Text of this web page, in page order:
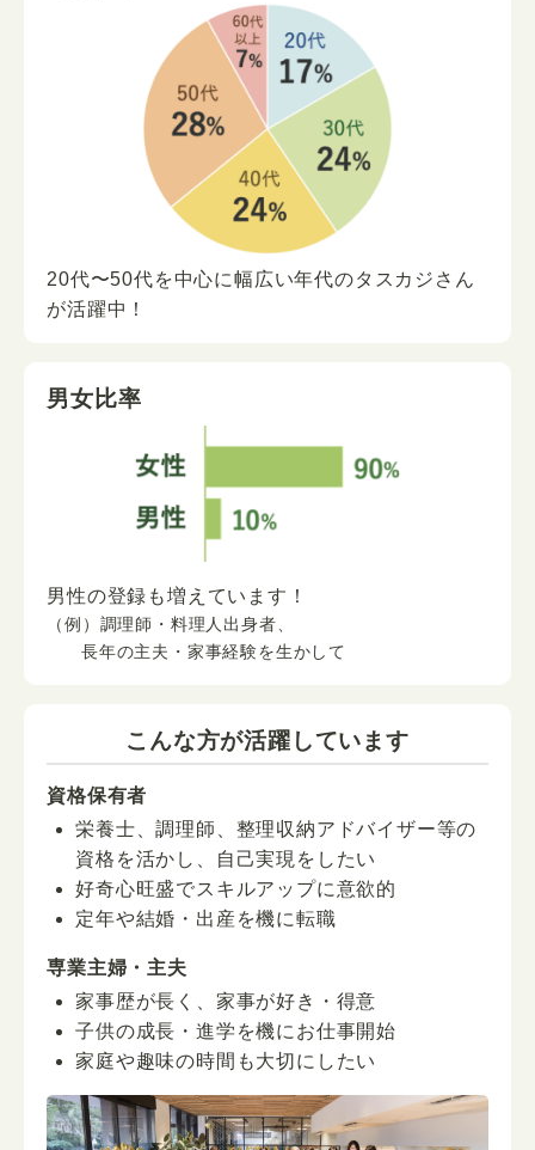
20代〜50代を中心に幅広い年代のタスカジさん
が活躍中！
男女比率
男性の登録も増えています！
（例）調理師・料理人出身者、
長年の主夫・家事経験を生かして
こんな方が活躍しています
資格保有者
栄養士、調理師、整理収納アドバイザー等の
資格を活かし、自己実現をしたい
好奇心旺盛でスキルアップに意欲的
定年や結婚・出産を機に転職
専業主婦・主夫
家事歴が長く、家事が好き・得意
子供の成長・進学を機にお仕事開始
家庭や趣味の時間も大切にしたい